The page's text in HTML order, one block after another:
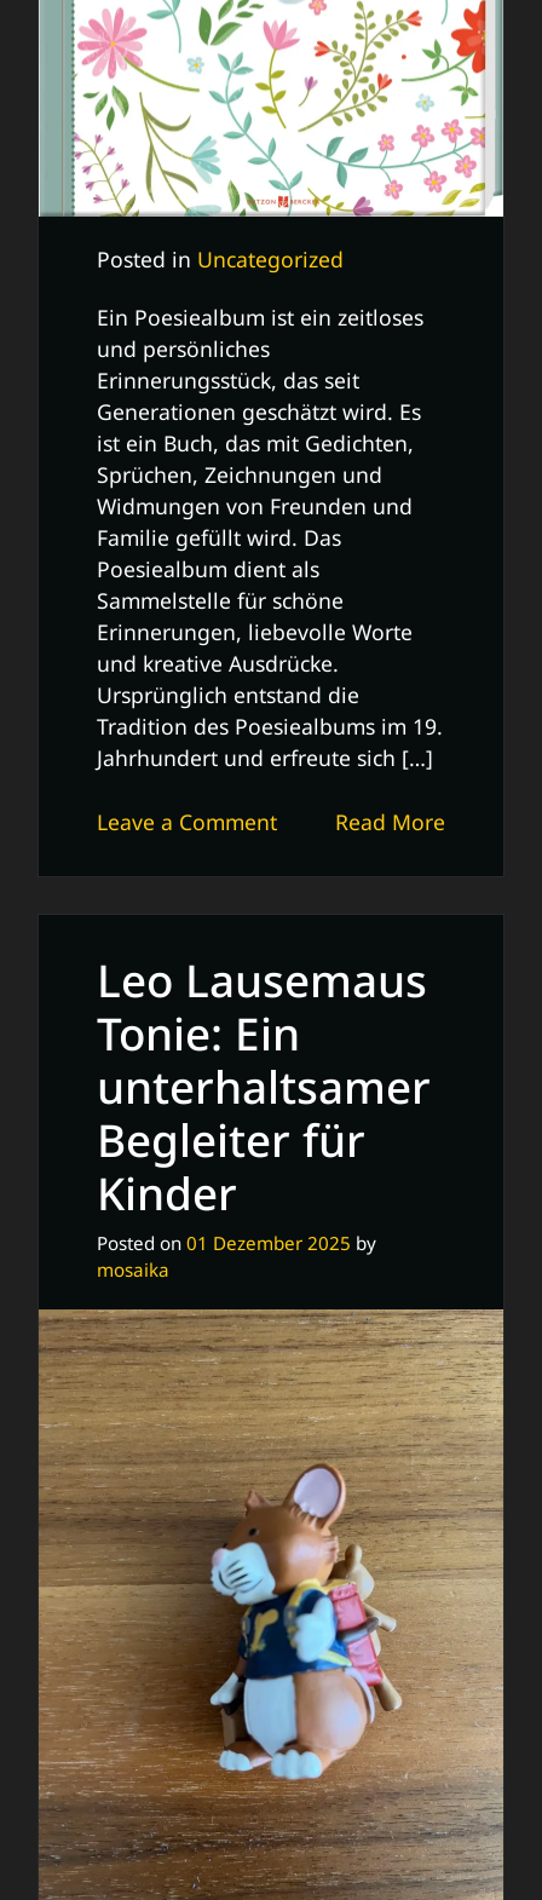
Posted in Uncategorized
Ein Poesiealbum ist ein zeitloses
und persönliches
Erinnerungsstück, das seit
Generationen geschätzt wird. Es
ist ein Buch, das mit Gedichten,
Sprüchen, Zeichnungen und
Widmungen von Freunden und
Familie gefüllt wird. Das
Poesiealbum dient als
Sammelstelle für schöne
Erinnerungen, liebevolle Worte
und kreative Ausdrücke.
Ursprünglich entstand die
Tradition des Poesiealbums im 19.
Jahrhundert und erfreute sich […]
Read More
Leave a Commenton
Magie
des
Ein
an
Erinnerungen
und
Gefühlen
Leo Lausemaus
Tonie: Ein
unterhaltsamer
Begleiter für
Kinder
Posted on 01 Dezember 2025 by
mosaika